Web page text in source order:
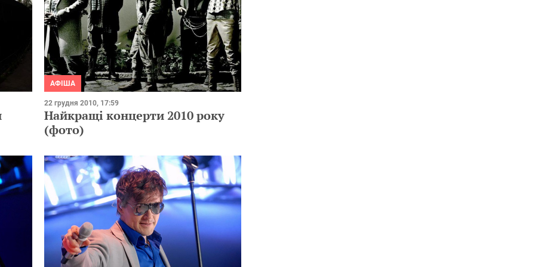
АФІША
22 грудня 2010, 17:59
Найкращі концерти 2010 року
(фото)